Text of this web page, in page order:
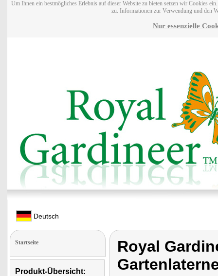
Um Ihnen ein bestmögliches Erlebnis auf dieser Website zu bieten setzen wir Cookies
zu. Informationen zur Verwendung und den
Nur essenzielle
Deutsch
Startseite
Produkt-Übersicht:
Royal